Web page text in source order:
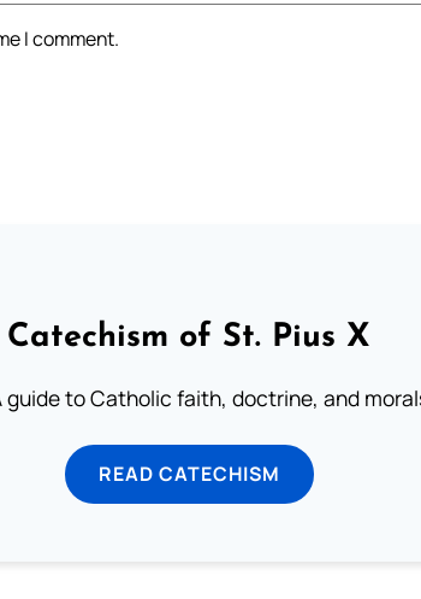
I comment.
Catechism of St. Pius X
to Catholic faith, doctrine, and
READ CATECHISM